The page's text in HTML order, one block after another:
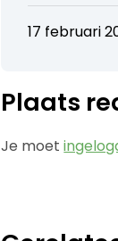
17 februari
Plaats
Je moet